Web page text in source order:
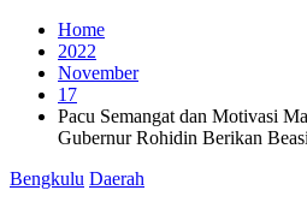
Home
2022
November
17
Pacu Semangat dan Motivasi
Gubernur Rohidin Berikan
Bengkulu Daerah